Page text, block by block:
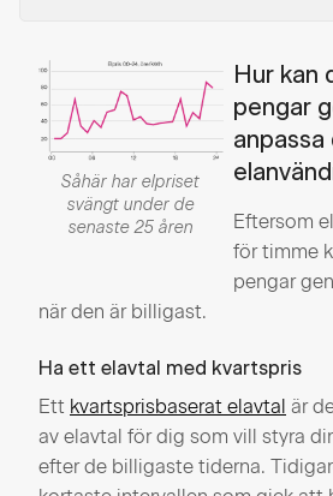
Såhär har elpriset
svängt under de
senaste 25 åren
Hur kan
pengar
anpassa
Eftersom
för timme
pengar
när den är billigast.
Ha ett elavtal med kvartspris
Ett kvartsprisbaserat elavtal är
av elavtal för dig som vill styra
efter de billigaste tiderna.